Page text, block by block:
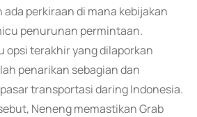
perkiraan di mana kebijakan
penurunan permintaan.
opsi terakhir yang dilaporkan
penarikan sebagian dan
transportasi daring Indonesia.
Neneng memastikan Grab